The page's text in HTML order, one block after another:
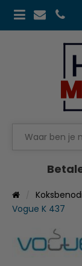
Vogue K 437